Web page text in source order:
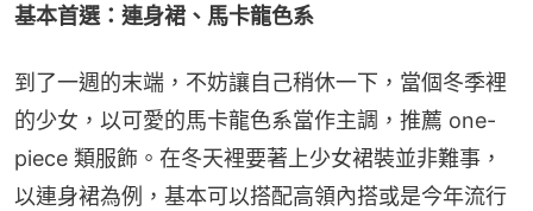
基本首選：連身裙、馬卡龍色系
到了一週的末端，不妨讓自己稍休一下，當個冬季裡
的少女，以可愛的馬卡龍色系當作主調，推薦 one-
piece 類服飾。在冬天裡要著上少女裙裝並非難事，
以連身裙為例，基本可以搭配高領內搭或是今年流行